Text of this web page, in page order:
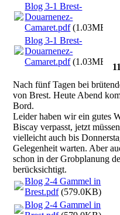
Blog 3-1 Brest-
Douarnenez-
Camaret.pdf(1.03MB)
Blog 3-1 Brest-
Douarnenez-
Camaret.pdf(1.03MB)
Nach fünf Tagen bei
von Brest. Heute Abend
Bord.
Leider haben wir ein gutes
Biscay verpasst, jetzt
vielleicht auch bis
Gelegenheit warten. Aber
schon in der Grobplanung
berücksichtigt.
Blog 2-4 Gammel in
Brest.pdf(579.0KB)
Blog 2-4 Gammel in